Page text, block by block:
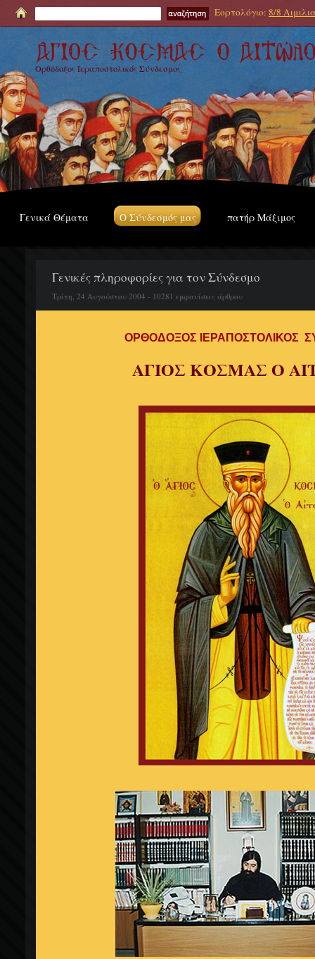
Εορτολόγιο: 8/8
Ορθόδοξος Ιεραποστολικός Σύνδεσμος
Γενικά Θέματα Ο Σύνδεσμός μας πατήρ Μάξιμος
Γενικές πληροφορίες για τον Σύνδεσμο
Τρίτη, 24 Αυγούστου 2004 - 10281 εμφανίσεις άρθρου
ΟΡΘΟΔΟΞΟΣ ΙΕΡΑΠΟΣΤΟΛΙΚΟΣ
ΑΓΙΟΣ ΚΟΣΜΑΣ Ο